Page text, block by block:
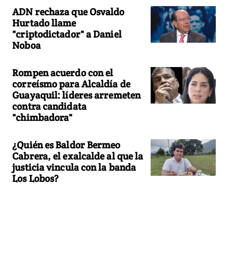
ADN rechaza que Osvaldo
Hurtado llame
"criptodictador" a Daniel
Noboa
Rompen acuerdo con el
correísmo para Alcaldía de
Guayaquil: líderes arremeten
contra candidata
"chimbadora"
¿Quién es Baldor Bermeo
Cabrera, el exalcalde al que la
justicia vincula con la banda
Los Lobos?